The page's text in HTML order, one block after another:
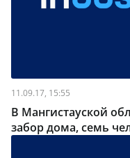
11.09.17, 15:55
В Мангистауской
забор дома, семь